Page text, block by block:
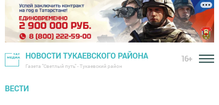
НОВОСТИ ТУКАЕВСКОГО РАЙОНА
Газета "Светлый путь" - Тукаевский район
16+
ВЕСТИ